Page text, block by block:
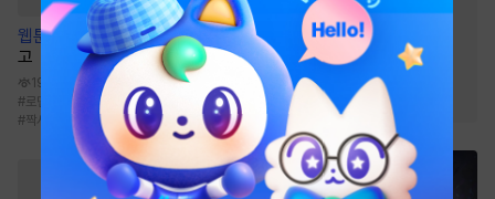
웹툰 우리의 죄를 사하지 마시옵
고
19.9만
#로맨스 #후회남 다정남 #
인외존재
#짝사랑
짝사랑
능글남
오피스물 #현대물
#트라우마 #
연애/결혼
서양풍